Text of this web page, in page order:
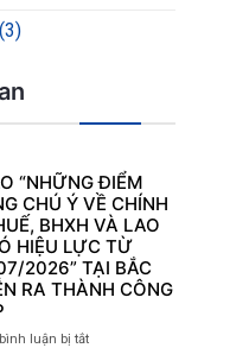
(3)
“NHỮNG ĐIỂM
CHÚ Ý VỀ CHÍNH
BHXH VÀ LAO
HIỆU LỰC TỪ
2026” TẠI BẮC
RA THÀNH CÔNG
luận bị tắt